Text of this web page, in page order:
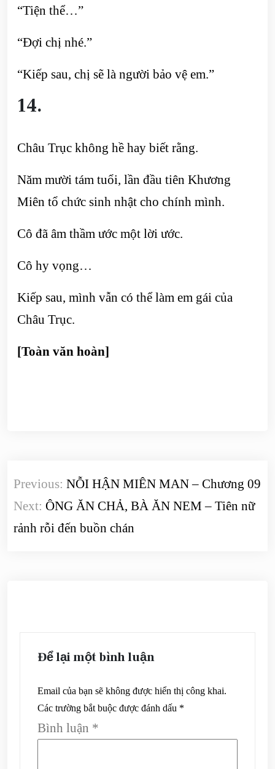
“Tiện thể…”
“Đợi chị nhé.”
“Kiếp sau, chị sẽ là người bảo vệ em.”
14.
Châu Trục không hề hay biết rằng.
Năm mười tám tuổi, lần đầu tiên Khương
Miên tổ chức sinh nhật cho chính mình.
Cô đã âm thầm ước một lời ước.
Cô hy vọng…
Kiếp sau, mình vẫn có thể làm em gái của
Châu Trục.
[Toàn văn hoàn]
hướng
bài
viết
Previous: NỖI HẬN MIÊN MAN – Chương 09
Next: ÔNG ĂN CHẢ, BÀ ĂN NEM – Tiên nữ
rảnh rỗi đến buồn chán
Để lại một bình luận
Email của bạn sẽ không được hiển thị công khai.
Các trường bắt buộc được đánh dấu *
Bình luận *